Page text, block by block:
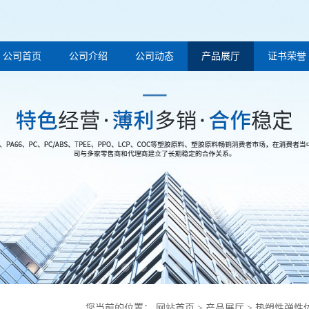
公司首页 公司介绍 公司动态 产品展厅 证书荣誉